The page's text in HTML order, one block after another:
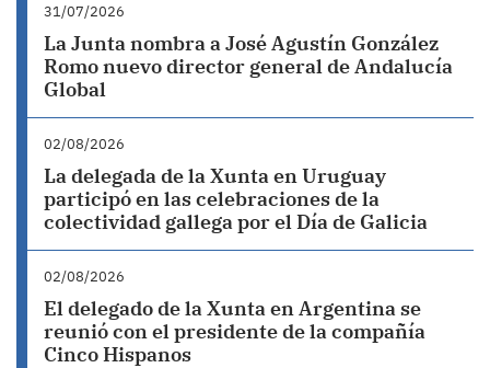
31/07/2026
La Junta nombra a José Agustín González
Romo nuevo director general de Andalucía
Global
02/08/2026
La delegada de la Xunta en Uruguay
participó en las celebraciones de la
colectividad gallega por el Día de Galicia
02/08/2026
El delegado de la Xunta en Argentina se
reunió con el presidente de la compañía
Cinco Hispanos